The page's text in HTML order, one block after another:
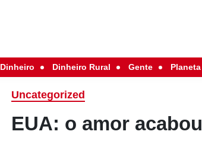
Dinheiro Dinheiro Rural Gente Planeta
Uncategorized
EUA: o amor acabou